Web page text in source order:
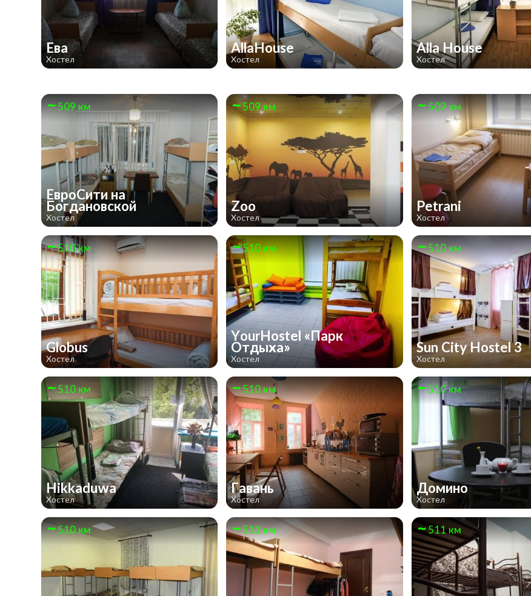
Ева
Хостел
AllaHouse
Хостел
Alla House
Хостел
509 км
ЕвроСити на
Богдановской
Хостел
509 км
Zoo
Хостел
509 км
Petrani
Хостел
510 км
Globus
Хостел
510 км
YourHostel «Парк
Отдыха»
Хостел
510 км
Sun City Hostel 3
Хостел
510 км
Hikkaduwa
Хостел
510 км
Гавань
Хостел
510 км
Домино
Хостел
510 км 511 км 511 км